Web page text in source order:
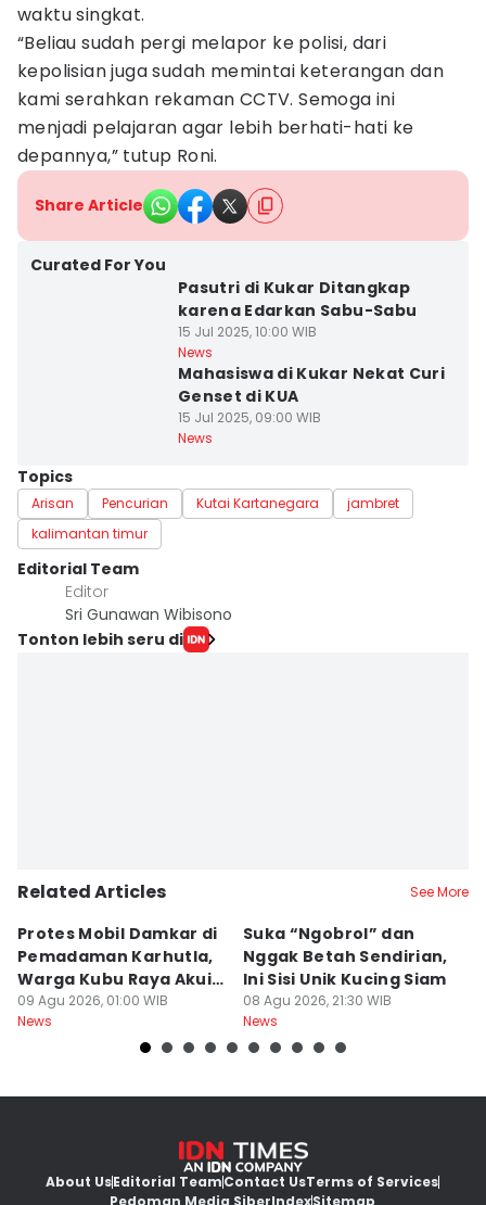
waktu singkat.
“Beliau sudah pergi melapor ke polisi, dari
kepolisian juga sudah memintai keterangan dan
kami serahkan rekaman CCTV. Semoga ini
menjadi pelajaran agar lebih berhati-hati ke
depannya,” tutup Roni.
Share Article
Curated For You
Pasutri di Kukar Ditangkap
karena Edarkan Sabu-Sabu
15 Jul 2025, 10:00 WIB
News
Mahasiswa di Kukar Nekat Curi
Genset di KUA
15 Jul 2025, 09:00 WIB
News
Topics
Arisan Pencurian Kutai Kartanegara
jambret
kalimantan timur
Editorial Team
Editor
Sri Gunawan Wibisono
Tonton lebih seru di
Related Articles See More
Protes Mobil Damkar di
Pemadaman Karhutla,
Warga Kubu Raya Akui
Khilaf
09 Agu 2026, 01:00 WIB
News
Suka “Ngobrol” dan
Nggak Betah Sendirian,
Ini Sisi Unik Kucing Siam
08 Agu 2026, 21:30 WIB
News
About UsEditorial TeamContact UsTerms of Services
Pedoman Media SiberIndexSitemap